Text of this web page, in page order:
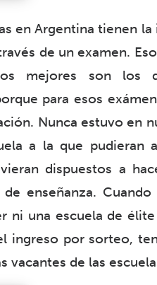
en Argentina tienen
de un examen.
mejores son los
para esos
Nunca estuvo en
a la que pudieran
dispuestos a
enseñanza.
ni una escuela de
ingreso por sorteo,
vacantes de las